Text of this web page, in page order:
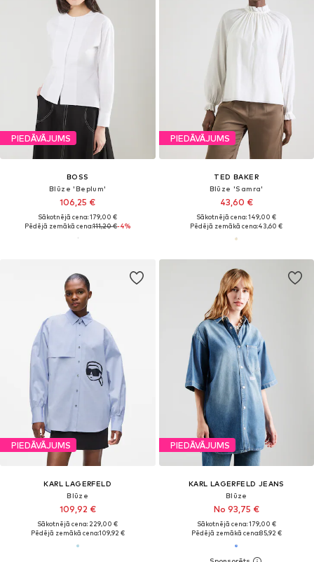
PIEDĀVĀJUMS
BOSS
Blūze 'Beplum'
106,25 €
Sākotnējā cena: 179,00 €
Pēdējā zemākā cena:111,20 €-4%
PIEDĀVĀJUMS
TED BAKER
Blūze 'Samra'
43,60 €
Sākotnējā cena: 149,00 €
Pēdējā zemākā cena:43,60 €
PIEDĀVĀJUMS
KARL LAGERFELD
Blūze
109,92 €
Sākotnējā cena: 229,00 €
Pēdējā zemākā cena:109,92 €
PIEDĀVĀJUMS
KARL LAGERFELD JEANS
Blūze
No 93,75 €
Sākotnējā cena: 179,00 €
Pēdējā zemākā cena:85,92 €